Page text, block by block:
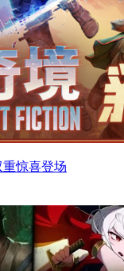
惊喜登场